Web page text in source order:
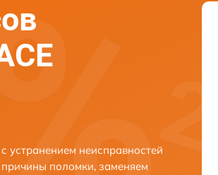
устранением неисправностей
поломки, заменяем